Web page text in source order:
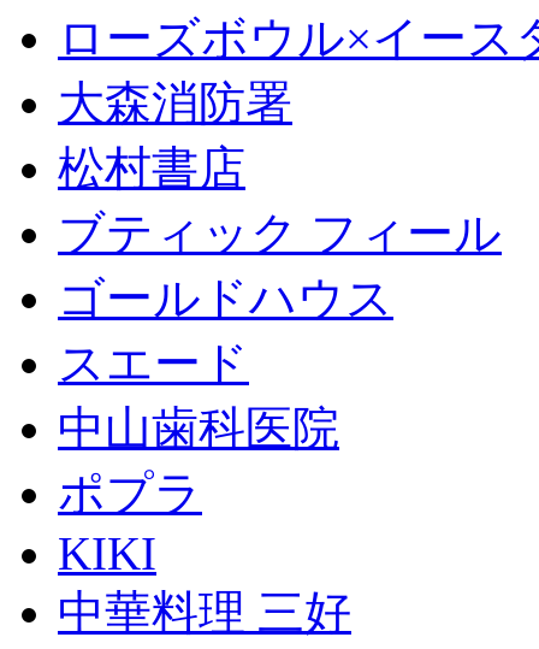
ローズボウル×イース
大森消防署
松村書店
ブティック フィール
ゴールドハウス
スエード
中山歯科医院
ポプラ
KIKI
中華料理 三好